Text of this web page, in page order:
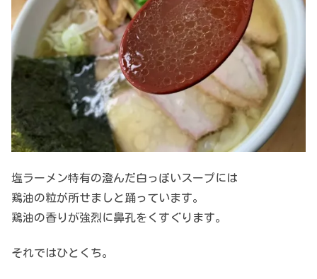
塩ラーメン特有の澄んだ白っぽいスープには
鶏油の粒が所せましと踊っています。
鶏油の香りが強烈に鼻孔をくすぐります。
それではひとくち。